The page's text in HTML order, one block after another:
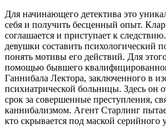
Для начинающего детектива это
себя и получить бесценный опыт.
соглашается и приступает к
девушки составить психологический
понять мотивы его действий. Для
помощью бывшего
Ганнибала Лектора, заключенного в
психиатрической больницы. Здесь он
срок за совершенные преступления,
каннибализмом. Агент Старлинг
кто скрывается под маской серийного